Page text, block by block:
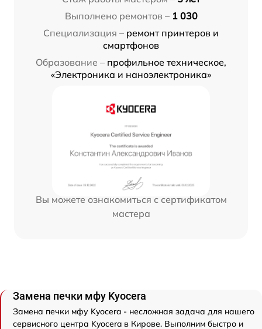
Выполнено ремонтов – 1 030
Специализация – ремонт принтеров и
смартфонов
Образование – профильное техническое,
«Электроника и наноэлектроника»
Вы можете ознакомиться с сертификатом
мастера
Замена печки мфу Kyocera
Замена печки мфу Kyocera - несложная задача для нашего
сервисного центра Kyocera в Кирове. Выполним быстро и